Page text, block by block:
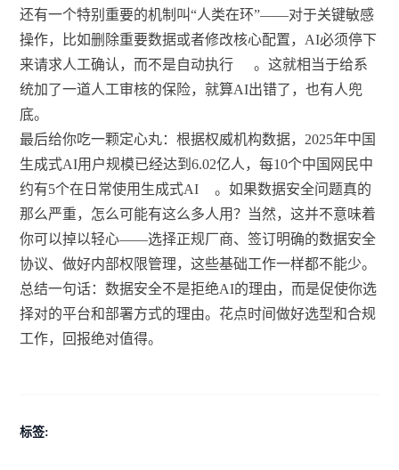
还有一个特别重要的机制叫“人类在环”——对于关键敏感
操作，比如删除重要数据或者修改核心配置，AI必须停下
来请求人工确认，而不是自动执行
。这就相当于给系
统加了一道人工审核的保险，就算AI出错了，也有人兜
底。
最后给你吃一颗定心丸：根据权威机构数据，2025年中国
生成式AI用户规模已经达到6.02亿人，每10个中国网民中
约有5个在日常使用生成式AI
。如果数据安全问题真的
那么严重，怎么可能有这么多人用？当然，这并不意味着
你可以掉以轻心——选择正规厂商、签订明确的数据安全
协议、做好内部权限管理，这些基础工作一样都不能少。
总结一句话：数据安全不是拒绝AI的理由，而是促使你选
择对的平台和部署方式的理由。花点时间做好选型和合规
工作，回报绝对值得。
标签: